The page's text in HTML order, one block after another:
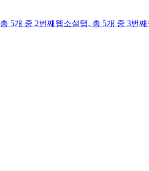
총 5개 중 2번째 웹소설탭, 총 5개 중 3번째